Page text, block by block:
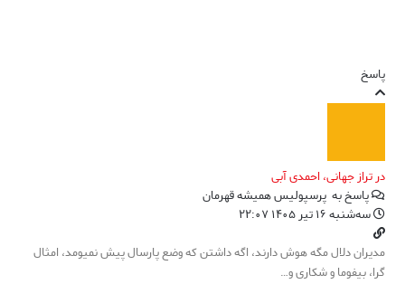
پاسخ
در تراز جهانی، احمدی آبی
پاسخ بهپرسپولیس همیشه قهرمان
سه‌شنبه ۱۶ تیر ۱۴۰۵ ۲۲:۰۷
مدیران دلال مگه هوش دارند، اگه داشتن که وضع پارسال پیش نمیومد، امثال
گرا، بیفوما و شکاری و…